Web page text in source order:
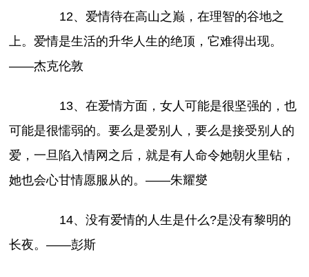
12、爱情待在高山之巅，在理智的谷地之
上。爱情是生活的升华人生的绝顶，它难得出现。
——杰克伦敦
13、在爱情方面，女人可能是很坚强的，也
可能是很懦弱的。要么是爱别人，要么是接受别人的
爱，一旦陷入情网之后，就是有人命令她朝火里钻，
她也会心甘情愿服从的。——朱耀燮
14、没有爱情的人生是什么?是没有黎明的
长夜。——彭斯